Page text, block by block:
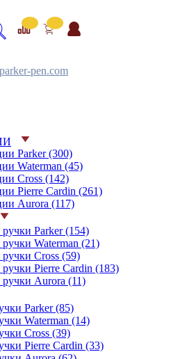
pen.com
Parker (300)
Waterman (45)
Cross (142)
Pierre Cardin (261)
Aurora (117)
Parker (154)
Waterman (21)
Cross (59)
Pierre Cardin (183)
Aurora (11)
Parker (85)
Waterman (14)
Cross (39)
Pierre Cardin (33)